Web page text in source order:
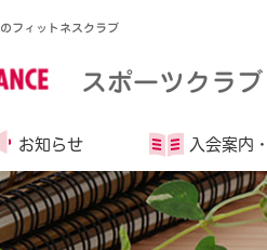
フィットネスクラブ
スポーツクラブ
お知らせ 入会案内・